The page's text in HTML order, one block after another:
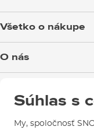
Všetko o nákupe
Reklamácie
Návody na použitie a
O nás
Test the Best
Mapa a ako k nám
Sme overený e-
Súhlas s
My, spoločnosť